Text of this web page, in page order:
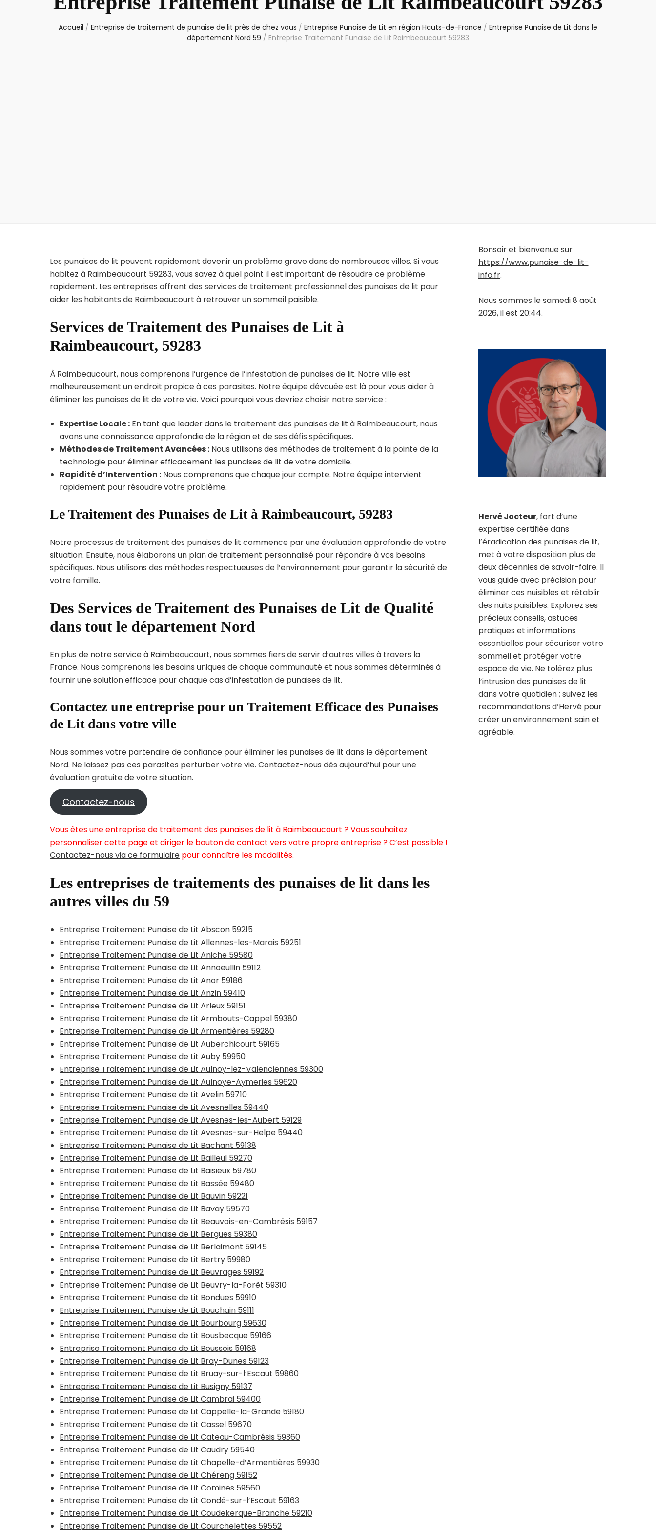
Accueil / Entreprise de traitement de punaise de lit près de chez vous / Entreprise Punaise de Lit en région Hauts-de-France / Entreprise Punaise de Lit dans le
département Nord 59 / Entreprise Traitement Punaise de Lit Raimbeaucourt 59283
Les punaises de lit peuvent rapidement devenir un problème grave dans de nombreuses villes. Si vous
habitez à Raimbeaucourt 59283, vous savez à quel point il est important de résoudre ce problème
rapidement. Les entreprises offrent des services de traitement professionnel des punaises de lit pour
aider les habitants de Raimbeaucourt à retrouver un sommeil paisible.
Services de Traitement des Punaises de Lit à
Raimbeaucourt, 59283
À Raimbeaucourt, nous comprenons l’urgence de l’infestation de punaises de lit. Notre ville est
malheureusement un endroit propice à ces parasites. Notre équipe dévouée est là pour vous aider à
éliminer les punaises de lit de votre vie. Voici pourquoi vous devriez choisir notre service :
Expertise Locale : En tant que leader dans le traitement des punaises de lit à Raimbeaucourt, nous
avons une connaissance approfondie de la région et de ses défis spécifiques.
Méthodes de Traitement Avancées : Nous utilisons des méthodes de traitement à la pointe de la
technologie pour éliminer efficacement les punaises de lit de votre domicile.
Rapidité d’Intervention : Nous comprenons que chaque jour compte. Notre équipe intervient
rapidement pour résoudre votre problème.
Le Traitement des Punaises de Lit à Raimbeaucourt, 59283
Notre processus de traitement des punaises de lit commence par une évaluation approfondie de votre
situation. Ensuite, nous élaborons un plan de traitement personnalisé pour répondre à vos besoins
spécifiques. Nous utilisons des méthodes respectueuses de l’environnement pour garantir la sécurité de
votre famille.
Des Services de Traitement des Punaises de Lit de Qualité
dans tout le département Nord
En plus de notre service à Raimbeaucourt, nous sommes fiers de servir d’autres villes à travers la
France. Nous comprenons les besoins uniques de chaque communauté et nous sommes déterminés à
fournir une solution efficace pour chaque cas d’infestation de punaises de lit.
Contactez une entreprise pour un Traitement Efficace des Punaises
de Lit dans votre ville
Nous sommes votre partenaire de confiance pour éliminer les punaises de lit dans le département
Nord. Ne laissez pas ces parasites perturber votre vie. Contactez-nous dès aujourd’hui pour une
évaluation gratuite de votre situation.
Contactez-nous
Vous êtes une entreprise de traitement des punaises de lit à Raimbeaucourt ? Vous souhaitez
personnaliser cette page et diriger le bouton de contact vers votre propre entreprise ? C’est possible !
Contactez-nous via ce formulaire pour connaître les modalités.
Les entreprises de traitements des punaises de lit dans les
autres villes du 59
Entreprise Traitement Punaise de Lit Abscon 59215
Entreprise Traitement Punaise de Lit Allennes-les-Marais 59251
Entreprise Traitement Punaise de Lit Aniche 59580
Entreprise Traitement Punaise de Lit Annoeullin 59112
Entreprise Traitement Punaise de Lit Anor 59186
Entreprise Traitement Punaise de Lit Anzin 59410
Entreprise Traitement Punaise de Lit Arleux 59151
Entreprise Traitement Punaise de Lit Armbouts-Cappel 59380
Entreprise Traitement Punaise de Lit Armentières 59280
Entreprise Traitement Punaise de Lit Auberchicourt 59165
Entreprise Traitement Punaise de Lit Auby 59950
Entreprise Traitement Punaise de Lit Aulnoy-lez-Valenciennes 59300
Entreprise Traitement Punaise de Lit Aulnoye-Aymeries 59620
Entreprise Traitement Punaise de Lit Avelin 59710
Entreprise Traitement Punaise de Lit Avesnelles 59440
Entreprise Traitement Punaise de Lit Avesnes-les-Aubert 59129
Entreprise Traitement Punaise de Lit Avesnes-sur-Helpe 59440
Entreprise Traitement Punaise de Lit Bachant 59138
Entreprise Traitement Punaise de Lit Bailleul 59270
Entreprise Traitement Punaise de Lit Baisieux 59780
Entreprise Traitement Punaise de Lit Bassée 59480
Entreprise Traitement Punaise de Lit Bauvin 59221
Entreprise Traitement Punaise de Lit Bavay 59570
Entreprise Traitement Punaise de Lit Beauvois-en-Cambrésis 59157
Entreprise Traitement Punaise de Lit Bergues 59380
Entreprise Traitement Punaise de Lit Berlaimont 59145
Entreprise Traitement Punaise de Lit Bertry 59980
Entreprise Traitement Punaise de Lit Beuvrages 59192
Entreprise Traitement Punaise de Lit Beuvry-la-Forêt 59310
Entreprise Traitement Punaise de Lit Bondues 59910
Entreprise Traitement Punaise de Lit Bouchain 59111
Entreprise Traitement Punaise de Lit Bourbourg 59630
Entreprise Traitement Punaise de Lit Bousbecque 59166
Entreprise Traitement Punaise de Lit Boussois 59168
Entreprise Traitement Punaise de Lit Bray-Dunes 59123
Entreprise Traitement Punaise de Lit Bruay-sur-l’Escaut 59860
Entreprise Traitement Punaise de Lit Busigny 59137
Entreprise Traitement Punaise de Lit Cambrai 59400
Entreprise Traitement Punaise de Lit Cappelle-la-Grande 59180
Entreprise Traitement Punaise de Lit Cassel 59670
Entreprise Traitement Punaise de Lit Cateau-Cambrésis 59360
Entreprise Traitement Punaise de Lit Caudry 59540
Entreprise Traitement Punaise de Lit Chapelle-d’Armentières 59930
Entreprise Traitement Punaise de Lit Chéreng 59152
Entreprise Traitement Punaise de Lit Comines 59560
Entreprise Traitement Punaise de Lit Condé-sur-l’Escaut 59163
Entreprise Traitement Punaise de Lit Coudekerque-Branche 59210
Entreprise Traitement Punaise de Lit Courchelettes 59552
Bonsoir et bienvenue sur
https://www.punaise-de-lit-
info.fr.
Nous sommes le samedi 8 août
2026, il est 20:44.
Hervé Jocteur, fort d’une
expertise certifiée dans
l’éradication des punaises de lit,
met à votre disposition plus de
deux décennies de savoir-faire. Il
vous guide avec précision pour
éliminer ces nuisibles et rétablir
des nuits paisibles. Explorez ses
précieux conseils, astuces
pratiques et informations
essentielles pour sécuriser votre
sommeil et protéger votre
espace de vie. Ne tolérez plus
l’intrusion des punaises de lit
dans votre quotidien ; suivez les
recommandations d’Hervé pour
créer un environnement sain et
agréable.